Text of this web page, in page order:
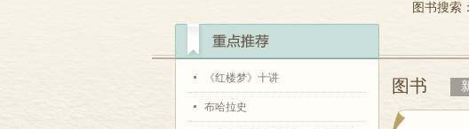
《红楼梦》十讲
布哈拉史
图书搜索：
图书